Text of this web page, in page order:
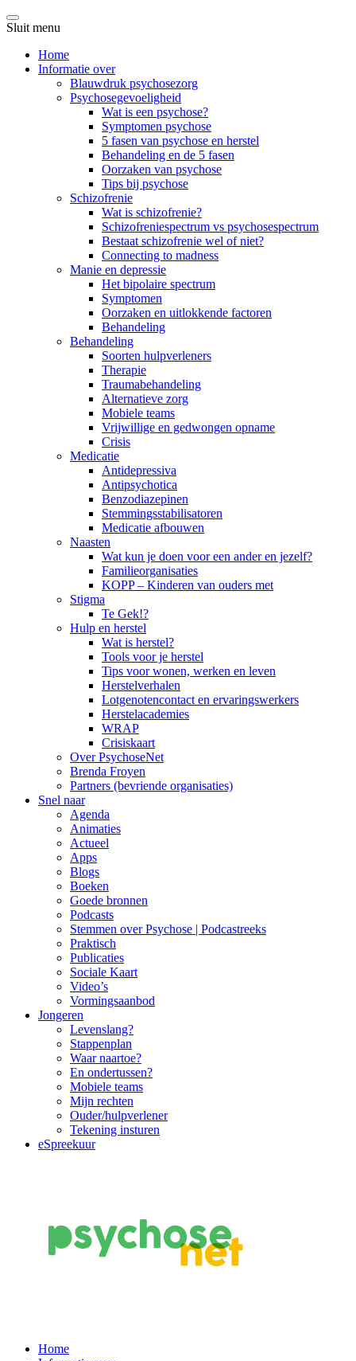
Sluit menu
Home
Informatie over
Blauwdruk psychosezorg
Psychosegevoeligheid
Wat is een psychose?
Symptomen psychose
5 fasen van psychose en herstel
Behandeling en de 5 fasen
Oorzaken van psychose
Tips bij psychose
Schizofrenie
Wat is schizofrenie?
Schizofreniespectrum vs psychosespectrum
Bestaat schizofrenie wel of niet?
Connecting to madness
Manie en depressie
Het bipolaire spectrum
Symptomen
Oorzaken en uitlokkende factoren
Behandeling
Behandeling
Soorten hulpverleners
Therapie
Traumabehandeling
Alternatieve zorg
Mobiele teams
Vrijwillige en gedwongen opname
Crisis
Medicatie
Antidepressiva
Antipsychotica
Benzodiazepinen
Stemmingsstabilisatoren
Medicatie afbouwen
Naasten
Wat kun je doen voor een ander en jezelf?
Familieorganisaties
KOPP – Kinderen van ouders met
Stigma
Te Gek!?
Hulp en herstel
Wat is herstel?
Tools voor je herstel
Tips voor wonen, werken en leven
Herstelverhalen
Lotgenotencontact en ervaringswerkers
Herstelacademies
WRAP
Crisiskaart
Over PsychoseNet
Brenda Froyen
Partners (bevriende organisaties)
Snel naar
Agenda
Animaties
Actueel
Apps
Blogs
Boeken
Goede bronnen
Podcasts
Stemmen over Psychose | Podcastreeks
Praktisch
Publicaties
Sociale Kaart
Video’s
Vormingsaanbod
Jongeren
Levenslang?
Stappenplan
Waar naartoe?
En ondertussen?
Mobiele teams
Mijn rechten
Ouder/hulpverlener
Tekening insturen
eSpreekuur
MainHome